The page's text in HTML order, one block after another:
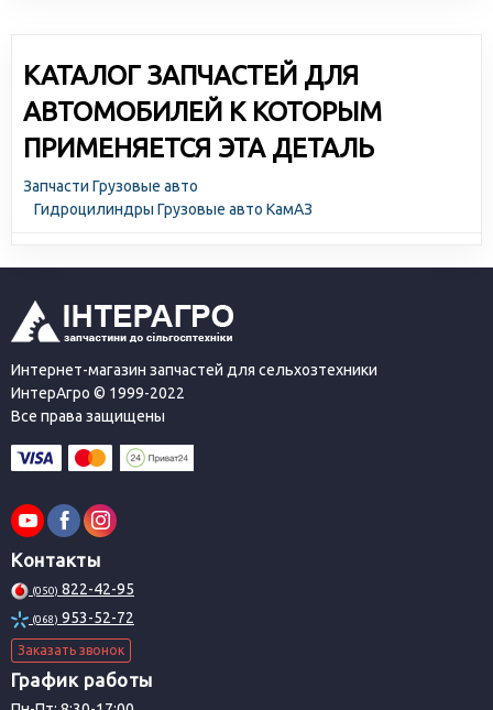
КАТАЛОГ ЗАПЧАСТЕЙ ДЛЯ
АВТОМОБИЛЕЙ К КОТОРЫМ
ПРИМЕНЯЕТСЯ ЭТА ДЕТАЛЬ
Запчасти Грузовые авто
Гидроцилиндры Грузовые авто КамАЗ
Интернет-магазин запчастей для сельхозтехники
ИнтерАгро © 1999-2022
Все права защищены
Контакты
(050) 822-42-95
(068) 953-52-72
Заказать звонок
График работы